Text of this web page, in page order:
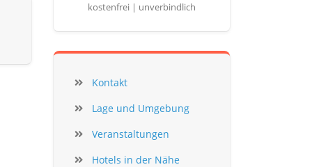
kostenfrei | unverbindlich
Kontakt
Lage und Umgebung
Veranstaltungen
Hotels in der Nähe